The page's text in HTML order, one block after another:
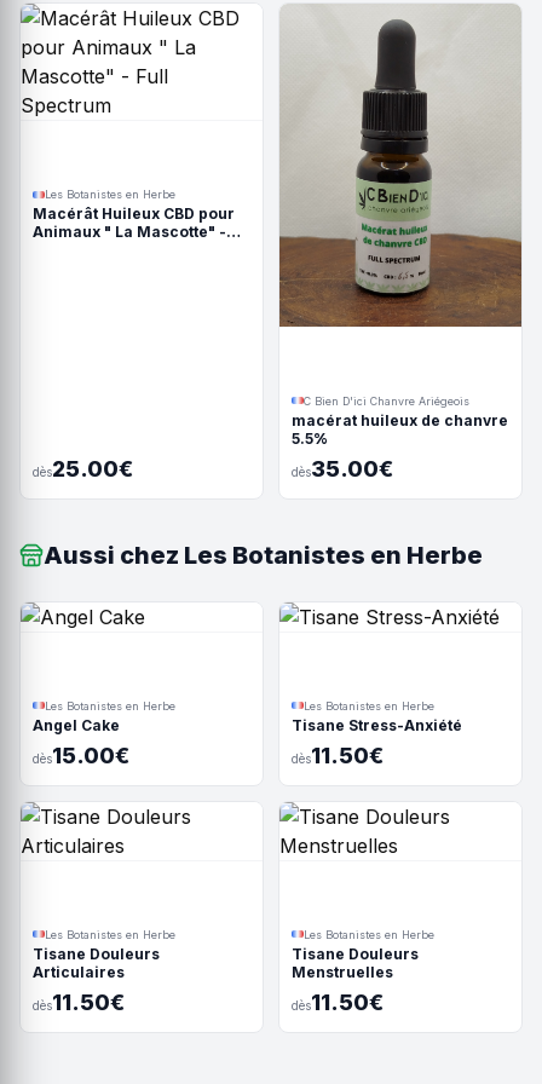
Les Botanistes en Herbe
Macérât Huileux CBD pour
Animaux " La Mascotte" -
dès25.00€
C Bien D'ici Chanvre Ariégeois
macérat huileux de chanvre
5.5%
dès35.00€
Aussi chez Les Botanistes en Herbe
Les Botanistes en Herbe
Angel Cake
dès15.00€
Les Botanistes en Herbe
Tisane Stress-Anxiété
dès11.50€
Les Botanistes en Herbe
Tisane Douleurs
Articulaires
dès11.50€
Les Botanistes en Herbe
Tisane Douleurs
Menstruelles
dès11.50€